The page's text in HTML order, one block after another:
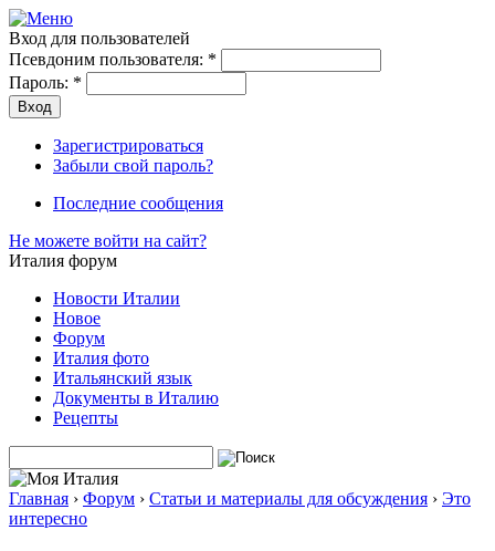
Вход для пользователей
Псевдоним пользователя: *
Пароль: *
Зарегистрироваться
Забыли свой пароль?
Последние сообщения
Не можете войти на сайт?
Италия форум
Новости Италии
Новое
Форум
Италия фото
Итальянский язык
Документы в Италию
Рецепты
Главная › Форум › Статьи и материалы для обсуждения › Это
интересно